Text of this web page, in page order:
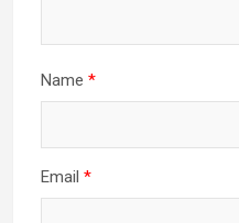
Name *
Email *